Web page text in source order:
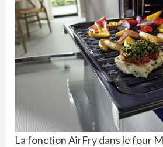
La fonction AirFry dans le four